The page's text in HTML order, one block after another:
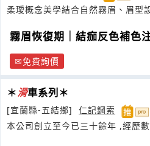
柔璦概念美學結合自然霧眉、眉型
霧眉恢復期｜結痂反色補色
免費詢價
＊滑車系列＊
[宜蘭縣-五結鄉]
仁記鋼索
本公司創立至今已三十餘年 ,經歷